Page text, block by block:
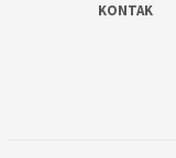
KONTAK